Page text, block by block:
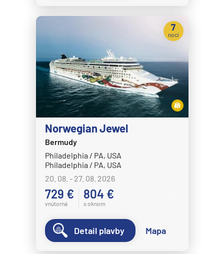
Norwegian Jewel
Bermudy
Philadelphia / PA, USA
Philadelphia / PA, USA
20. 08. - 27. 08. 2026
729 €
vnútorná
804 €
s oknom
7
nocí
Detail plavby Mapa